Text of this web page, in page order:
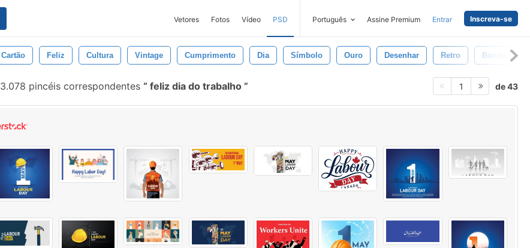
Vetores Fotos Vídeo PSD Português Assine Premium Entrar Inscreva-se
Cartão Feliz Cultura Vintage Cumprimento Dia Símbolo Ouro Desenhar Retro Bonita
3.078 pincéis correspondentes feliz dia do trabalho 1 de 43